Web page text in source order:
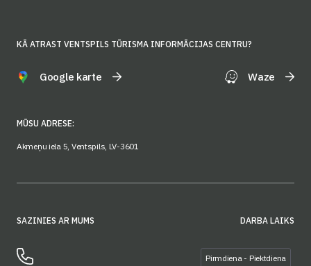
KĀ ATRAST VENTSPILS TŪRISMA INFORMĀCIJAS CENTRU?
Google karte Waze
MŪSU ADRESE:
Akmeņu iela 5, Ventspils, LV-3601
SAZINIES AR MUMS DARBA LAIKS
Pirmdiena - Piektdiena